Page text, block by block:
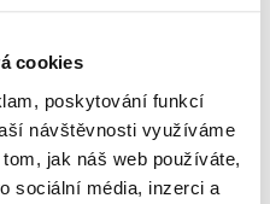
cookies
poskytování funkcí
návštěvnosti využíváme
jak náš web používáte,
sociální média, inzerci a
WhatsApp